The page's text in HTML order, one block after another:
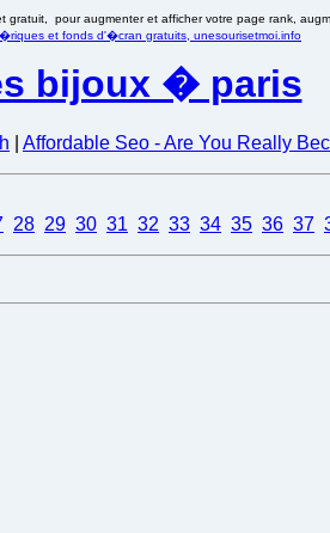
pour augmenter et afficher votre page rank,
et fonds d'�cran gratuits, unesourisetmoi.info
bijoux � paris
Affordable Seo - Are You Really
28 29 30 31 32 33 34 35 36 37